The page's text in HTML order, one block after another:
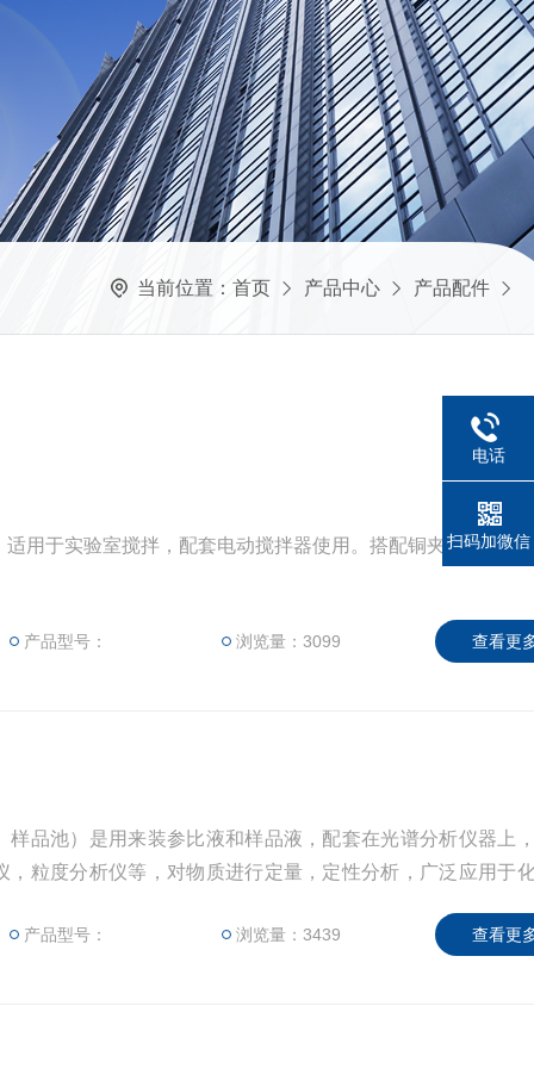
当前位置： 首页 产品中心 产品配件
用于实验室搅拌，配套电动搅拌器使用。搭配铜夹头。
产品型号： 浏览量：3099 查看更
样品池）是用来装参比液和样品液，配套在光谱分析仪器上
，粒度分析仪等，对物质进行定量，定性分析，广泛应用于
产品型号： 浏览量：3439 查看更
电话
扫码加微信